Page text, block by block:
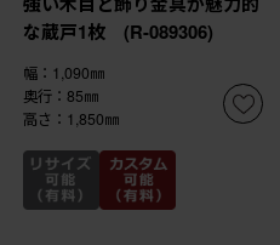
な蔵戸1枚 (R-089306)
幅：1,090㎜
奥行：85㎜
高さ：1,850㎜